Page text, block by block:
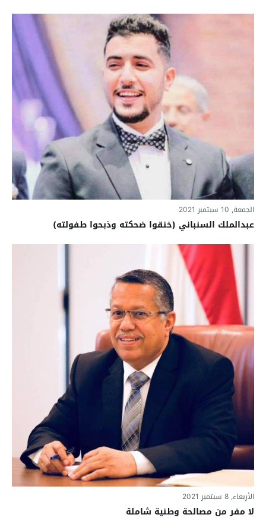
الجمعة, 10 سبتمبر 2021
عبدالملك السنباني (خنقوا ضحكته وذبحوا طفولته)
الأربعاء, 8 سبتمبر 2021
لا مفر من مصالحة وطنية شاملة